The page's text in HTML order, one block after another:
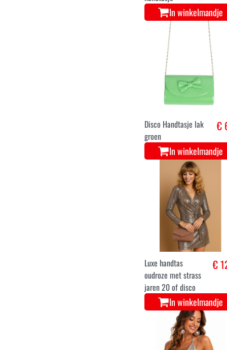
In winkelmandje
Disco Handtasje lak
groen
€
In winkelmandje
Luxe handtas
oudroze met strass
jaren 20 of disco
€
In winkelmandje